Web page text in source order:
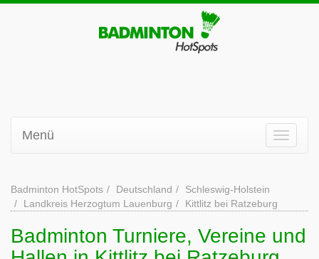
Menü
Badminton HotSpots Deutschland
Schleswig-Holstein
Landkreis Herzogtum Lauenburg
Kittlitz bei Ratzeburg
Badminton Turniere, Vereine und